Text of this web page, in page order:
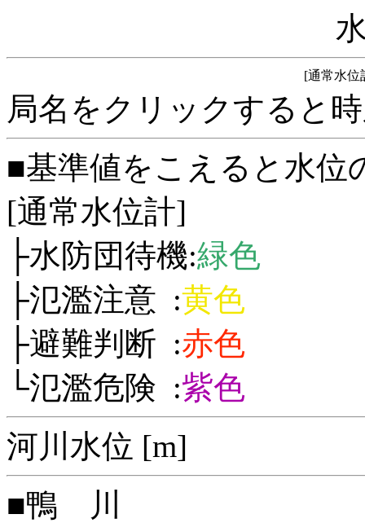
[通常水位
局名をクリックすると
■基準値をこえると水位
[通常水位計]
├水防団待機:緑色
├氾濫注意 :黄色
├避難判断 :赤色
└氾濫危険 :紫色
河川水位 [m]
■鴨 川